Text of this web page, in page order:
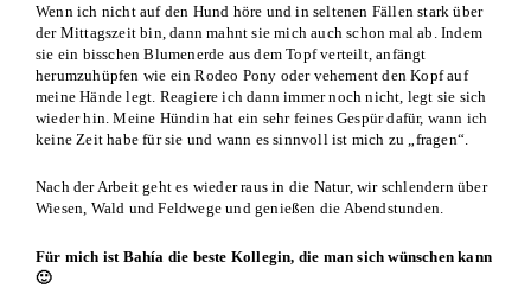
Wenn ich nicht auf den Hund höre und in seltenen Fällen stark über
der Mittagszeit bin, dann mahnt sie mich auch schon mal ab. Indem
sie ein bisschen Blumenerde aus dem Topf verteilt, anfängt
herumzuhüpfen wie ein Rodeo Pony oder vehement den Kopf auf
meine Hände legt. Reagiere ich dann immer noch nicht, legt sie sich
wieder hin. Meine Hündin hat ein sehr feines Gespür dafür, wann ich
keine Zeit habe für sie und wann es sinnvoll ist mich zu „fragen“.
Nach der Arbeit geht es wieder raus in die Natur, wir schlendern über
Wiesen, Wald und Feldwege und genießen die Abendstunden.
Für mich ist Bahía die beste Kollegin, die man sich wünschen kann
🙂